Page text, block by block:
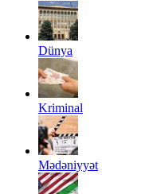
Dünya
Kriminal
Mədəniyyət